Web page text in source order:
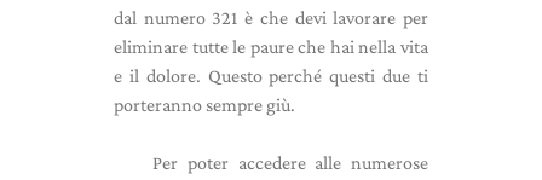
dal numero 321 è che devi lavorare per
eliminare tutte le paure che hai nella vita
e il dolore. Questo perché questi due ti
porteranno sempre giù.
Per poter accedere alle numerose